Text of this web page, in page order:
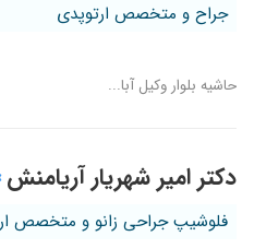
جراح و متخصص ارتوپدی
حاشیه بلوار وکیل آبا...
دکتر امیر شهریار آریامنش
فلوشیپ جراحی زانو و متخصص